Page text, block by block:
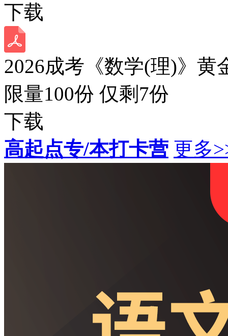
下载
2026成考《数学(理)》黄
限量100份 仅剩 7份
下载
高起点专/本打卡营 更多